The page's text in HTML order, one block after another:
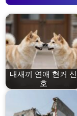
내새끼 연애 현커 신
호